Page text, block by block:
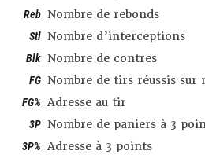
Reb Nombre de rebonds
Stl Nombre d’interceptions
Blk Nombre de contres
FG Nombre de tirs réussis sur
FG% Adresse au tir
3P Nombre de paniers à 3
3P% Adresse à 3 points